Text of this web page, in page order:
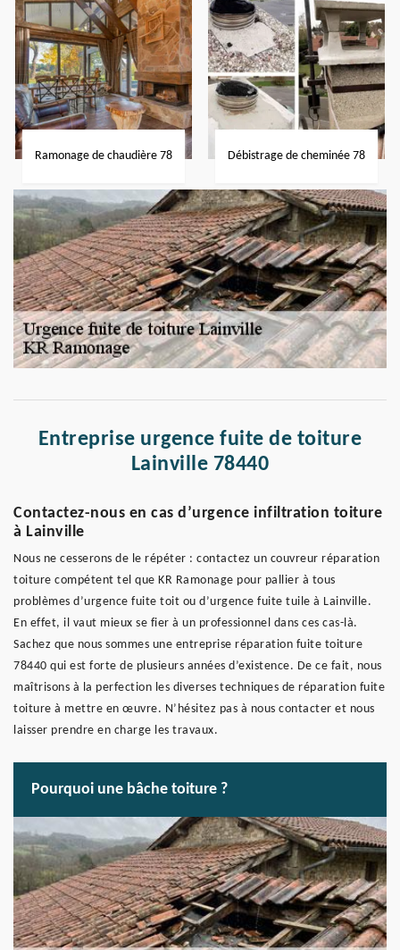
Ramonage de chaudière 78 Débistrage de cheminée 78
Entreprise urgence fuite de toiture
Lainville 78440
Contactez-nous en cas d’urgence infiltration toiture
à Lainville
Nous ne cesserons de le répéter : contactez un couvreur réparation
toiture compétent tel que KR Ramonage pour pallier à tous
problèmes d’urgence fuite toit ou d’urgence fuite tuile à Lainville.
En effet, il vaut mieux se fier à un professionnel dans ces cas-là.
Sachez que nous sommes une entreprise réparation fuite toiture
78440 qui est forte de plusieurs années d’existence. De ce fait, nous
maîtrisons à la perfection les diverses techniques de réparation fuite
toiture à mettre en œuvre. N’hésitez pas à nous contacter et nous
laisser prendre en charge les travaux.
Pourquoi une bâche toiture ?